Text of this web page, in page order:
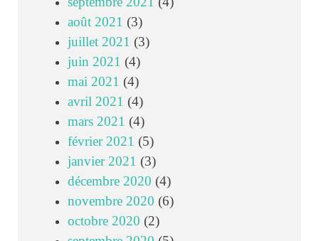
août 2021 (3)
juillet 2021 (3)
juin 2021 (4)
mai 2021 (4)
avril 2021 (4)
mars 2021 (4)
février 2021 (5)
janvier 2021 (3)
décembre 2020 (4)
novembre 2020 (6)
octobre 2020 (2)